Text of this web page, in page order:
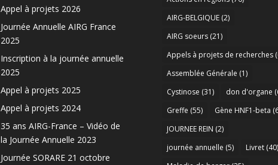
Appel à projets 2026
Journée Annuelle AIRG France
2025
Inscription à la journée annuelle
2025
Appel à projets 2025
Appel à projets 2024
35 ans AIRG-France – Vidéo de
la Journée Annuelle 2023
Journée SORARE 21 octobre
AIRG-BELGIQUE(2)
AIRG soeurs(21)
Appels à projets de recherches
Assemblée Générale (1)
Cystinose (31) don d'organe
Greffe (55) Gène HNF1-beta
JOURNEE REIN (2)
journée annuelle (5) Livret(40)